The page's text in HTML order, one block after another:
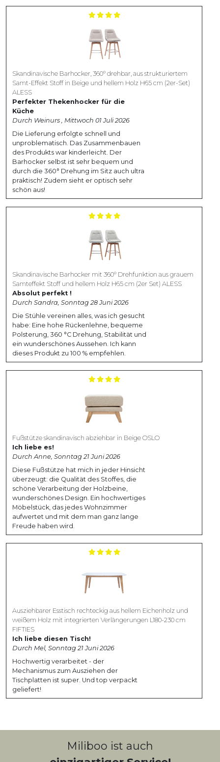
Skandinavische Barhocker, 360° drehbar, aus strukturiertem
Samt-Effekt Stoff in Beige und hellem Holz H65 cm (2er-Set)
ALESS
Perfekter Thekenhocker für die
Küche
Durch Weinurs , Mittwoch 01 Juli 2026
Die Lieferung erfolgte schnell und
unproblematisch. Das Zusammenbauen
des Produkts war kinderleicht. Der
Barhocker selbst ist sehr bequem und
durch die 360° Drehung im Sitz auch ultra
praktisch! Zudem sieht er optisch sehr
schön aus!
Skandinavische Barhocker mit 360° Drehfunktion aus grauem
Samteffekt Stoff und hellem Holz H65 cm (2er Set) ALESS
Absolut perfekt !
Durch Sandra, Sonntag 28 Juni 2026
Die Stühle vereinen alles, was ich gesucht
habe: Eine hohe Rückenlehne, bequeme
Polsterung, 360 °C Drehung, Stabilität und
ein wunderschönes Aussehen. Ich kann
dieses Produkt zu 100 % empfehlen.
Fußstütze skandinavisch abziehbar in Beige OSLO
Ich liebe es!
Durch Anne, Sonntag 21 Juni 2026
Diese Fußstütze hat mich in jeder Hinsicht
überzeugt: die Qualität des Stoffes, die
schöne Verarbeitung der Holzbeine,
wunderschönes Design. Ein hochwertiges
Möbelstück, das jedes Wohnzimmer
aufwertet und mit dem man ganz lange
Freude haben wird.
Ausziehbarer Esstisch rechteckig aus hellem Eichenholz und
weißem Holz mit integrierten Verlängerungen L180-230 cm
FIFTIES
Ich liebe diesen Tisch!
Durch Mel, Sonntag 21 Juni 2026
Hochwertig verarbeitet - der
Mechanismus zum Ausziehen der
Tischplatten ist super. Und top verpackt
geliefert!
Miliboo ist auch